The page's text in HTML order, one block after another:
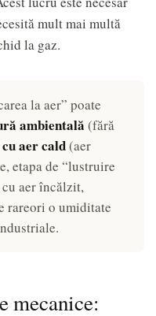
mult mai multă
la gaz.
la aer” poate
ambientală (fără
aer cald(aer
etapa de “lustruire
aer încălzit,
rareori o umiditate
mecanice: